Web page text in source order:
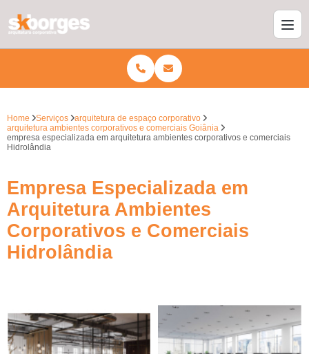
Home Serviços
arquitetura de espaço corporativo
arquitetura ambientes corporativos e comerciais Goiânia
empresa especializada em arquitetura ambientes corporativos e comerciais
Hidrolândia
Empresa Especializada em
Arquitetura Ambientes
Corporativos e Comerciais
Hidrolândia